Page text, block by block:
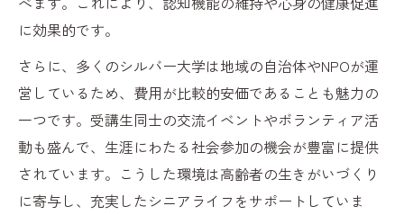
に効果的です。
さらに、多くのシルバー大学は地域の自治体やNPOが運
営しているため、費用が比較的安価であることも魅力の
一つです。受講生同士の交流イベントやボランティア活
動も盛んで、生涯にわたる社会参加の機会が豊富に提供
されています。こうした環境は高齢者の生きがいづくり
に寄与し、充実したシニアライフをサポートしていま